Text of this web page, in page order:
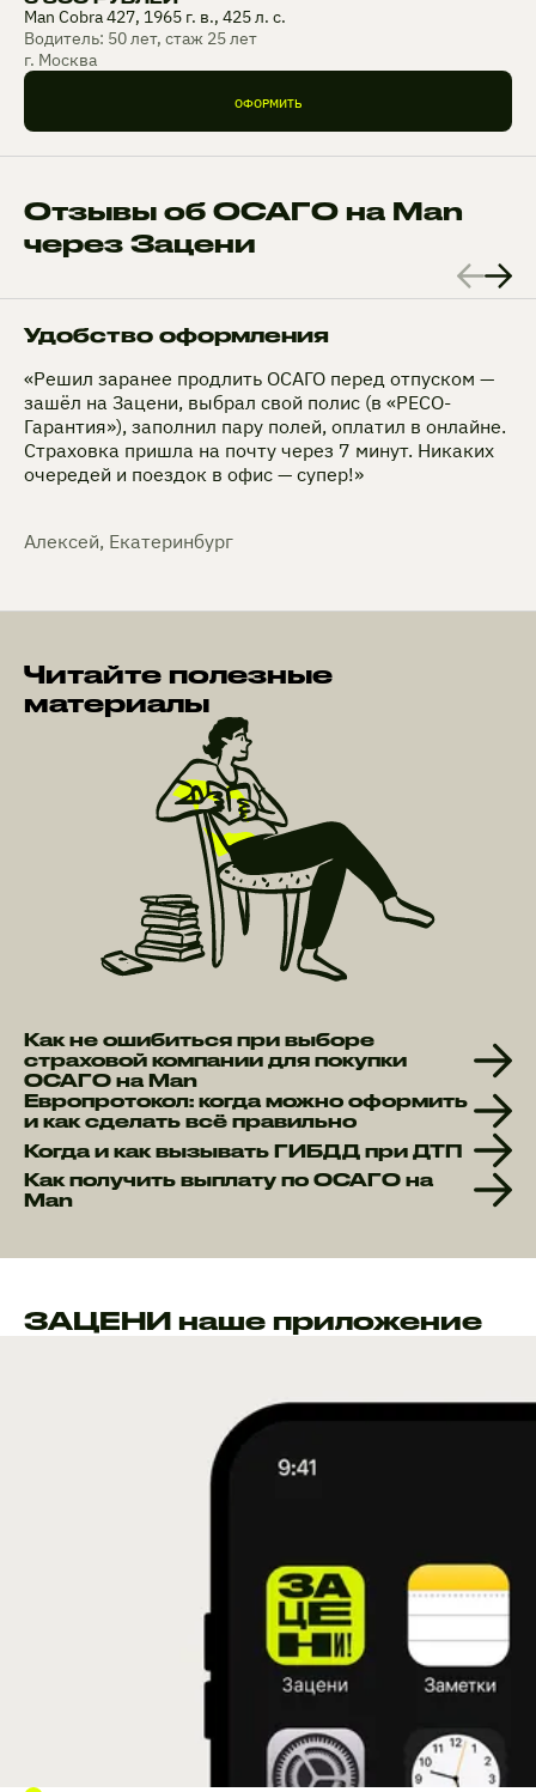
Man Cobra 427, 1965 г. в., 425 л. с.
Водитель: 50 лет, стаж 25 лет
г. Москва
ОФОРМИТЬ
Отзывы об ОСАГО на Man
через Зацени
Удобство оформления
«Решил заранее продлить ОСАГО перед отпуском —
зашёл на Зацени, выбрал свой полис (в «РЕСО-
Гарантия»), заполнил пару полей, оплатил в онлайне.
Страховка пришла на почту через 7 минут. Никаких
очередей и поездок в офис — супер!»
Алексей, Екатеринбург
Читайте полезные
материалы
Как не ошибиться при выборе
страховой компании для покупки
ОСАГО на Man
Европротокол: когда можно оформить
и как сделать всё правильно
Когда и как вызывать ГИБДД при ДТП
Как получить выплату по ОСАГО на
Man
ЗАЦЕНИ наше приложение